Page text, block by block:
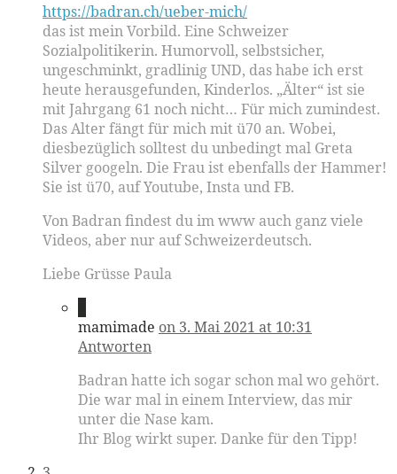
https://badran.ch/ueber-mich/
das ist mein Vorbild. Eine Schweizer
Sozialpolitikerin. Humorvoll, selbstsicher,
ungeschminkt, gradlinig UND, das habe ich erst
heute herausgefunden, Kinderlos. „Älter“ ist sie
mit Jahrgang 61 noch nicht… Für mich zumindest.
Das Alter fängt für mich mit ü70 an. Wobei,
diesbezüglich solltest du unbedingt mal Greta
Silver googeln. Die Frau ist ebenfalls der Hammer!
Sie ist ü70, auf Youtube, Insta und FB.
Von Badran findest du im www auch ganz viele
Videos, aber nur auf Schweizerdeutsch.
Liebe Grüsse Paula
mamimade on 3. Mai 2021 at 10:31
Antworten
Badran hatte ich sogar schon mal wo gehört.
Die war mal in einem Interview, das mir
unter die Nase kam.
Ihr Blog wirkt super. Danke für den Tipp!